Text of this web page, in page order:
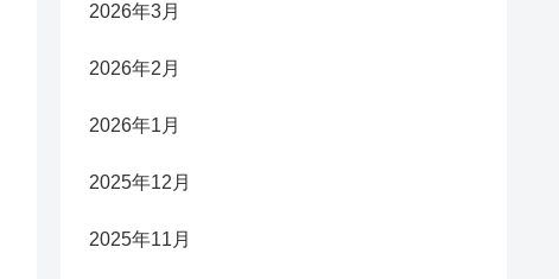
2026年3月
2026年2月
2026年1月
2025年12月
2025年11月